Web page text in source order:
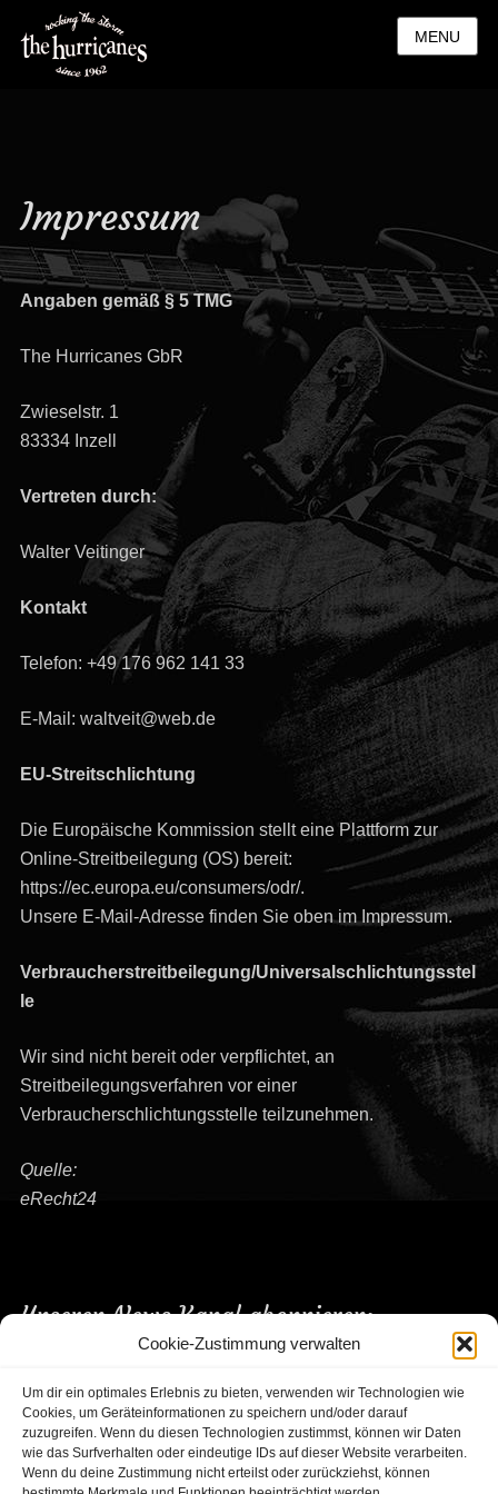
Cookie-Zustimmung verwalten
Um dir ein optimales Erlebnis zu bieten, verwenden wir Technologien wie
Cookies, um Geräteinformationen zu speichern und/oder darauf
zuzugreifen. Wenn du diesen Technologien zustimmst, können wir Daten
wie das Surfverhalten oder eindeutige IDs auf dieser Website verarbeiten.
Wenn du deine Zustimmung nicht erteilst oder zurückziehst, können
MENU
Impressum
Angaben gemäß § 5 TMG
The Hurricanes GbR
Zwieselstr. 1
83334 Inzell
Vertreten durch:
Walter Veitinger
Kontakt
Telefon: +49 176 962 141 33
E-Mail: waltveit@web.de
EU-Streitschlichtung
Die Europäische Kommission stellt eine Plattform zur
Online-Streitbeilegung (OS) bereit:
https://ec.europa.eu/consumers/odr/.
Unsere E-Mail-Adresse finden Sie oben im Impressum.
Verbraucherstreitbeilegung/Universalschlichtungsstel
le
Wir sind nicht bereit oder verpflichtet, an
Streitbeilegungsverfahren vor einer
Verbraucherschlichtungsstelle teilzunehmen.
Quelle:
eRecht24
Unseren News Kanal abonnieren: